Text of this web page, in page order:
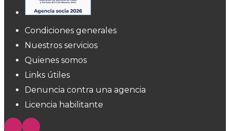
Condiciones generales
Nuestros servicios
Quienes somos
Links útiles
Denuncia contra una agencia
Licencia habilitante